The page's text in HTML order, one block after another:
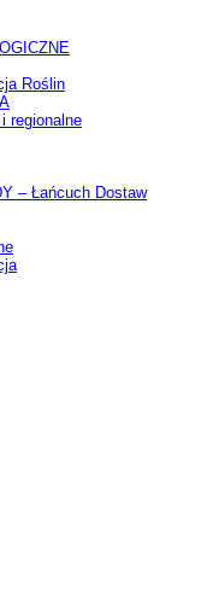
Roślin
regionalne
– Łańcuch Dostaw